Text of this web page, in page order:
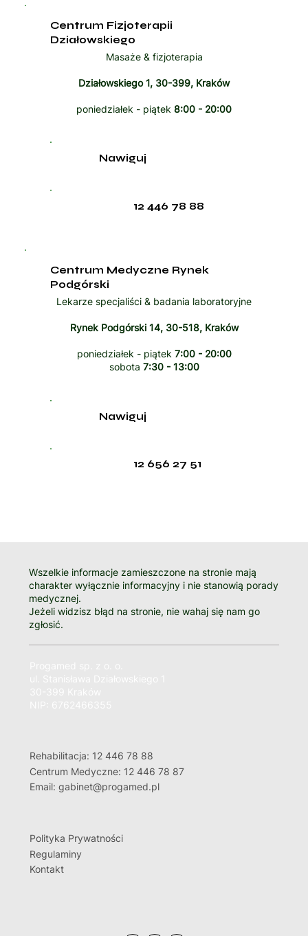
Centrum Fizjoterapii
Działowskiego
Masaże & fizjoterapia
Działowskiego 1, 30-399, Kraków
poniedziałek - piątek 8:00 - 20:00
12 446 78 88
Nawiguj
Centrum Medyczne Rynek
Podgórski
Lekarze specjaliści & badania laboratoryjne
Rynek Podgórski 14, 30-518, Kraków
poniedziałek - piątek 7:00 - 20:00
sobota 7:30 - 13:00
12 656 27 51
Nawiguj
Wszelkie informacje zamieszczone na stronie mają
charakter wyłącznie informacyjny i nie stanowią porady
medycznej.
Jeżeli widzisz błąd na stronie, nie wahaj się nam go
zgłosić.
Rehabilitacja: 12 446 78 88
Centrum Medyczne: 12 446 78 87
Email: gabinet@progamed.pl
Polityka Prywatności
Regulaminy
Kontakt